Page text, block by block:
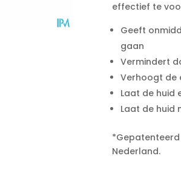
effectief te
Geeft
gaan
Vermindert
Verhoogt de
Laat de huid
Laat de huid
*Gepatenteerd
Nederland.